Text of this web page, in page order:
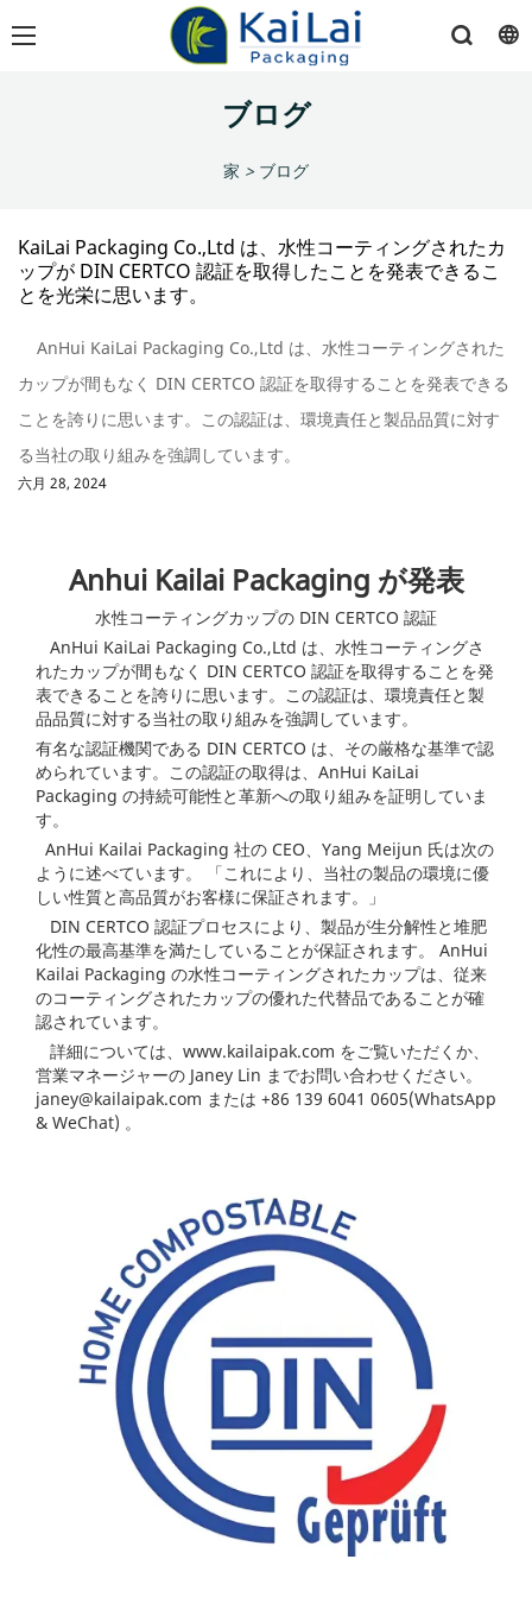
ブログ
家 > ブログ
KaiLai Packaging Co.,Ltd は、水性コーティングされたカ
ップが DIN CERTCO 認証を取得したことを発表できるこ
とを光栄に思います。
AnHui KaiLai Packaging Co.,Ltd は、水性コーティングされた
カップが間もなく DIN CERTCO 認証を取得することを発表できる
ことを誇りに思います。この認証は、環境責任と製品品質に対す
る当社の取り組みを強調しています。
六月 28, 2024
Anhui Kailai Packaging が発表
水性コーティングカップの DIN CERTCO 認証
AnHui KaiLai Packaging Co.,Ltd は、水性コーティングさ
れたカップが間もなく DIN CERTCO 認証を取得することを発
表できることを誇りに思います。この認証は、環境責任と製
品品質に対する当社の取り組みを強調しています。
有名な認証機関である DIN CERTCO は、その厳格な基準で認
められています。この認証の取得は、AnHui KaiLai
Packaging の持続可能性と革新への取り組みを証明していま
す。
AnHui Kailai Packaging 社の CEO、Yang Meijun 氏は次の
ように述べています。 「これにより、当社の製品の環境に優
しい性質と高品質がお客様に保証されます。」
DIN CERTCO 認証プロセスにより、製品が生分解性と堆肥
化性の最高基準を満たしていることが保証されます。 AnHui
Kailai Packaging の水性コーティングされたカップは、従来
のコーティングされたカップの優れた代替品であることが確
認されています。
詳細については、www.kailaipak.com をご覧いただくか、
営業マネージャーの Janey Lin までお問い合わせください。
janey@kailaipak.com または +86 139 6041 0605(WhatsApp
& WeChat) 。